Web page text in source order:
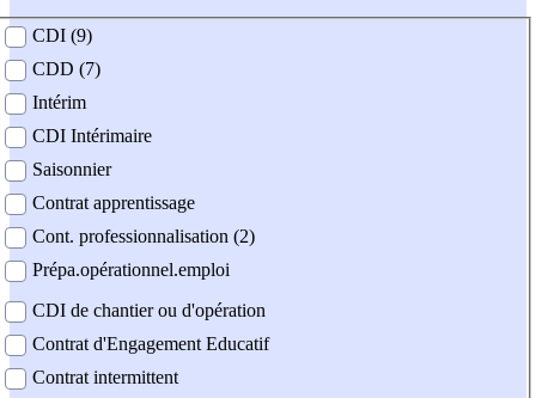
contrat
CDI (9)
CDD (7)
Intérim
CDI Intérimaire
Saisonnier
Contrat apprentissage
Cont. professionnalisation (2)
Prépa.opérationnel.emploi
CDI de chantier ou d'opération
Contrat d'Engagement Educatif
Contrat intermittent